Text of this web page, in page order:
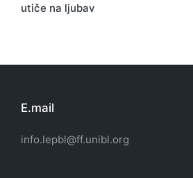
utiče na ljubav
E.mail
info.lepbl@ff.unibl.org